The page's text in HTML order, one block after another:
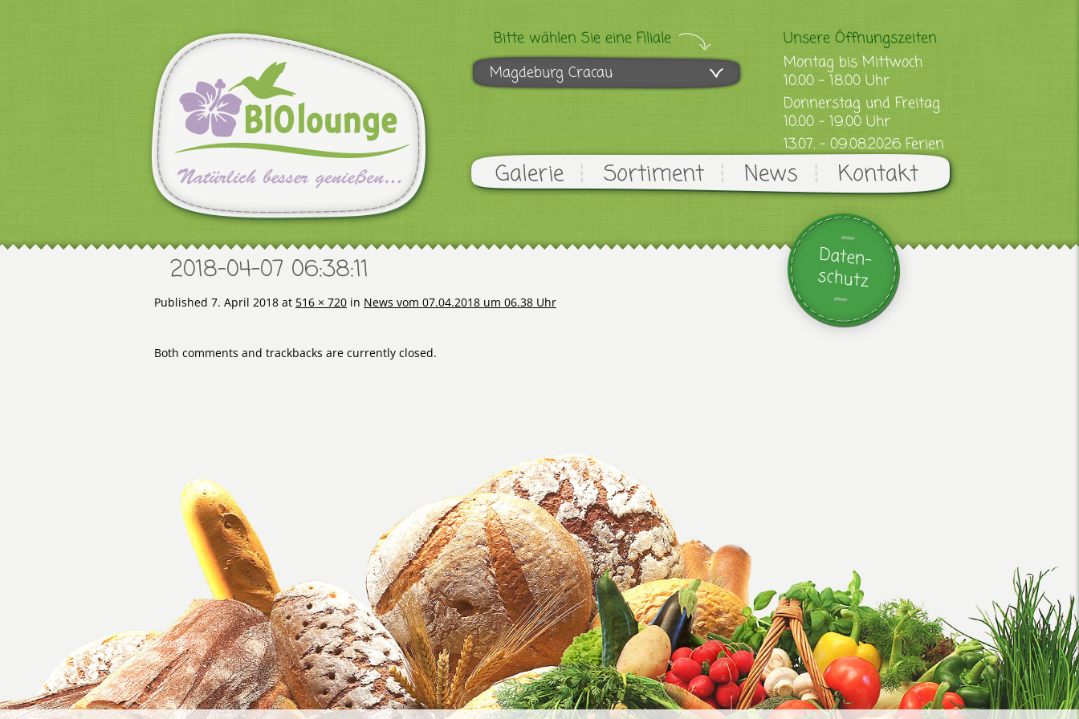
Bitte wählen Sie eine Filiale
Magdeburg Cracau
Galerie Sortiment News Kontakt
Unsere Öffnungszeiten
Montag bis Mittwoch
10.00 - 18.00 Uhr
Donnerstag und Freitag
10.00 - 19.00 Uhr
13.07. - 09.08.2026 Ferien
Daten-
schutz
2018-04-07 06:38:11
Published 7. April 2018 at 516 × 720 in News vom 07.04.2018 um 06.38 Uhr
Both comments and trackbacks are currently closed.